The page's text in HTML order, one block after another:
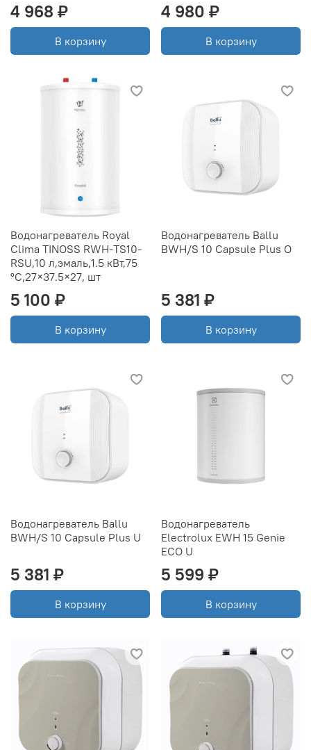
4 968 ₽
В корзину
4 980 ₽
В корзину
Водонагреватель Royal
Clima TINOSS RWH-TS10-
RSU,10 л,эмаль,1.5 кВт,75
°C,27×37.5×27, шт
5 100 ₽
В корзину
Водонагреватель Ballu
BWH/S 10 Capsule Plus O
5 381 ₽
В корзину
Водонагреватель Ballu
BWH/S 10 Capsule Plus U
5 381 ₽
В корзину
Водонагреватель
Electrolux EWH 15 Genie
ECO U
5 599 ₽
В корзину